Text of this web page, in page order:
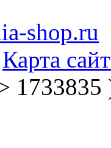
shop.ru
Карта
1733835